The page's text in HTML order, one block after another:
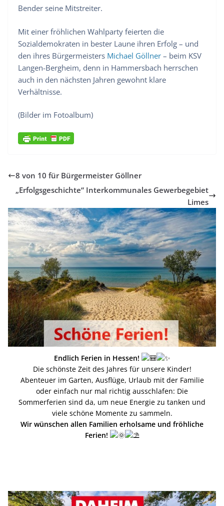
Bender seine Mitstreiter.
Mit einer fröhlichen Wahlparty feierten die
Sozialdemokraten in bester Laune ihren Erfolg – und
den ihres Bürgermeisters Michael Göllner – beim KSV
Langen-Bergheim, denn in Hammersbach herrschen
auch in den nächsten Jahren gewohnt klare
Verhältnisse.
(Bilder im Fotoalbum)
8 von 10 für Bürgermeister Göllner
„Erfolgsgeschichte“ Interkommunales Gewerbegebiet
Limes
Endlich Ferien in Hessen!
Die schönste Zeit des Jahres für unsere Kinder!
Abenteuer im Garten, Ausflüge, Urlaub mit der Familie
oder einfach nur mal richtig ausschlafen: Die
Sommerferien sind da, um neue Energie zu tanken und
viele schöne Momente zu sammeln.
Wir wünschen allen Familien erholsame und fröhliche
Ferien!